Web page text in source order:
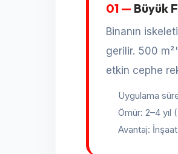
01 — Büyük
Binanın
gerilir. 500
etkin cephe
Uygulama
Ömür: 2–4 yıl
Avantaj: